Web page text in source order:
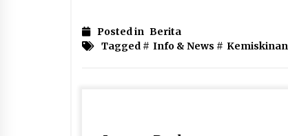
Posted in Berita
Tagged # Info & News # Kemiskinan